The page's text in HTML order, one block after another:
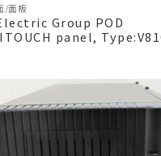
/面板
Group POD
panel,